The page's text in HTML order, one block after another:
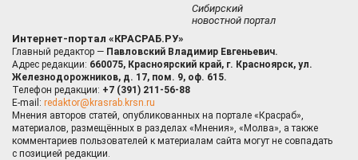
Сибирский
новостной портал
Интернет-портал «КРАСРАБ.РУ»
Главный редактор — Павловский Владимир Евгеньевич.
Адрес редакции: 660075, Красноярский край, г. Красноярск, ул.
Железнодорожников, д. 17, пом. 9, оф. 615.
Телефон редакции: +7 (391) 211-56-88
E-mail: redaktor@krasrab.krsn.ru
Мнения авторов статей, опубликованных на портале «Красраб»,
материалов, размещённых в разделах «Мнения», «Молва», а также
комментариев пользователей к материалам сайта могут не совпадать
с позицией редакции.